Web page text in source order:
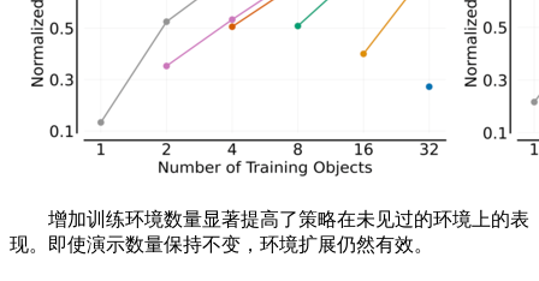
增加训练环境数量显著提高了策略在未见过的环境上的表
现。即使演示数量保持不变，环境扩展仍然有效。